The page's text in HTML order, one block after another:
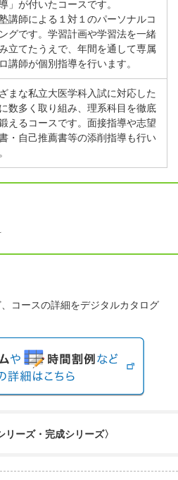
」が付いたコースです。
講師による１対１のパーソナルコ
グです。学習計画や学習法を一緒
立てたうえで、年間を通して専属
講師が個別指導を行います。
まな私立大医学科入試に対応した
数多く取り組み、理系科目を徹底
えるコースです。面接指導や志望
・自己推薦書等の添削指導も行い
コースの詳細をデジタルカタログ
リーズ・完成シリーズ〉